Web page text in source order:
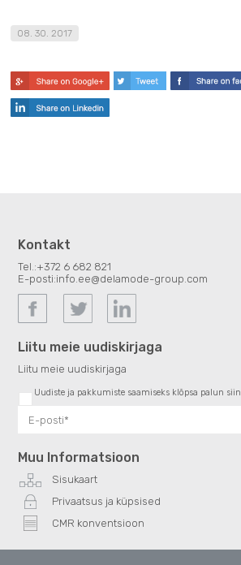
08. 30. 2017
Kontakt
Tel.:+372 6 682 821
E-posti:info.ee@delamode-group.com
Liitu meie uudiskirjaga
Liitu meie uudiskirjaga
Uudiste ja pakkumiste saamiseks klõpsa palun siin
Muu Informatsioon
Sisukaart
Privaatsus ja küpsised
CMR konventsioon